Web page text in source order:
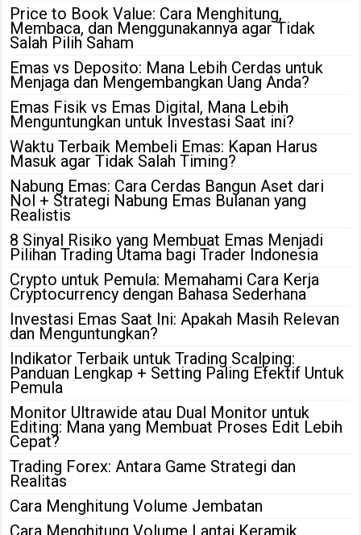
Price to Book Value: Cara Menghitung,
Membaca, dan Menggunakannya agar Tidak
Salah Pilih Saham
Emas vs Deposito: Mana Lebih Cerdas untuk
Menjaga dan Mengembangkan Uang Anda?
Emas Fisik vs Emas Digital, Mana Lebih
Menguntungkan untuk Investasi Saat ini?
Waktu Terbaik Membeli Emas: Kapan Harus
Masuk agar Tidak Salah Timing?
Nabung Emas: Cara Cerdas Bangun Aset dari
Nol + Strategi Nabung Emas Bulanan yang
Realistis
8 Sinyal Risiko yang Membuat Emas Menjadi
Pilihan Trading Utama bagi Trader Indonesia
Crypto untuk Pemula: Memahami Cara Kerja
Cryptocurrency dengan Bahasa Sederhana
Investasi Emas Saat Ini: Apakah Masih Relevan
dan Menguntungkan?
Indikator Terbaik untuk Trading Scalping:
Panduan Lengkap + Setting Paling Efektif Untuk
Pemula
Monitor Ultrawide atau Dual Monitor untuk
Editing: Mana yang Membuat Proses Edit Lebih
Cepat?
Trading Forex: Antara Game Strategi dan
Realitas
Cara Menghitung Volume Jembatan
Cara Menghitung Volume Lantai Keramik